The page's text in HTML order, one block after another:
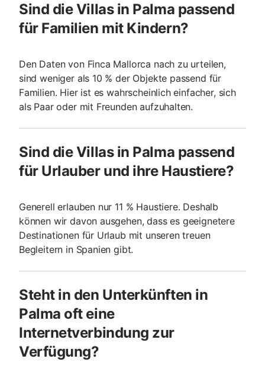
Sind die Villas in Palma passend
für Familien mit Kindern?
Den Daten von Finca Mallorca nach zu urteilen,
sind weniger als 10 % der Objekte passend für
Familien. Hier ist es wahrscheinlich einfacher, sich
als Paar oder mit Freunden aufzuhalten.
Sind die Villas in Palma passend
für Urlauber und ihre Haustiere?
Generell erlauben nur 11 % Haustiere. Deshalb
können wir davon ausgehen, dass es geeignetere
Destinationen für Urlaub mit unseren treuen
Begleitern in Spanien gibt.
Steht in den Unterkünften in
Palma oft eine
Internetverbindung zur
Verfügung?